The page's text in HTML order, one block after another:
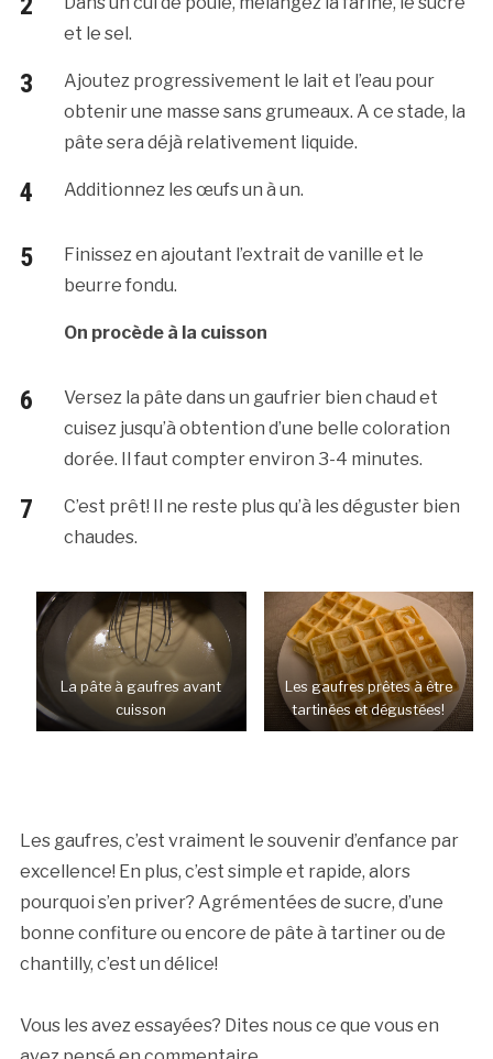
et le sel.
Ajoutez progressivement le lait et l’eau pour
obtenir une masse sans grumeaux. A ce stade, la
pâte sera déjà relativement liquide.
Additionnez les œufs un à un.
Finissez en ajoutant l’extrait de vanille et le
beurre fondu.
On procède à la cuisson
Versez la pâte dans un gaufrier bien chaud et
cuisez jusqu’à obtention d’une belle coloration
dorée. Il faut compter environ 3-4 minutes.
C’est prêt! Il ne reste plus qu’à les déguster bien
chaudes.
La pâte à gaufres avant
cuisson
Les gaufres prêtes à être
tartinées et dégustées!
Les gaufres, c’est vraiment le souvenir d’enfance par
excellence! En plus, c’est simple et rapide, alors
pourquoi s’en priver? Agrémentées de sucre, d’une
bonne confiture ou encore de pâte à tartiner ou de
chantilly, c’est un délice!
Vous les avez essayées? Dites nous ce que vous en